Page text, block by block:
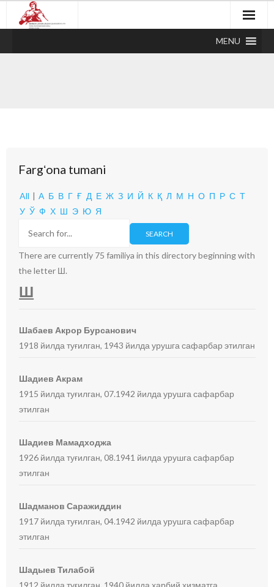
MENU
Fargʻona tumani
All | А Б В Г Ғ Д Е Ж З И Й К Қ Л М Н О П Р С Т
У Ў Ф Х Ш Э Ю Я
There are currently 75 familiya in this directory beginning with
the letter Ш.
Ш
Шабаев Акрор Бурсанович
1918 йилда туғилган, 1943 йилда урушга сафарбар этилган
Шадиев Акрам
1915 йилда туғилган, 07.1942 йилда урушга сафарбар
этилган
Шадиев Мамадходжа
1926 йилда туғилган, 08.1941 йилда урушга сафарбар
этилган
Шадманов Саражиддин
1917 йилда туғилган, 04.1942 йилда урушга сафарбар
этилган
Шадыев Тилабой
1912 йилда туғилган, 1940 йилда ҳарбий хизматга